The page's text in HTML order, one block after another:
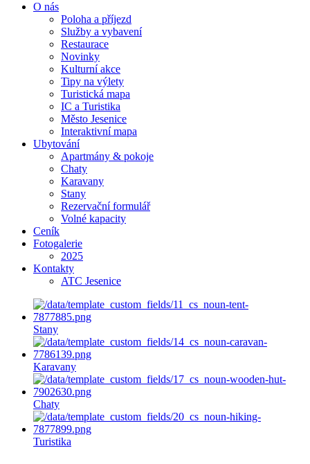
O nás
Poloha a příjezd
Služby a vybavení
Restaurace
Novinky
Kulturní akce
Tipy na výlety
Turistická mapa
IC a Turistika
Město Jesenice
Interaktivní mapa
Ubytování
Apartmány & pokoje
Chaty
Karavany
Stany
Rezervační formulář
Volné kapacity
Ceník
Fotogalerie
2025
Kontakty
ATC Jesenice
Stany
Karavany
Chaty
Turistika